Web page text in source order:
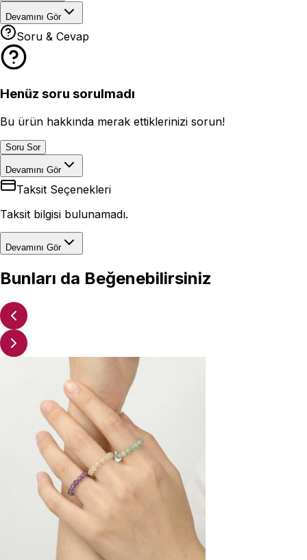
Devamını Gör
Soru & Cevap
Henüz soru sorulmadı
Bu ürün hakkında merak ettiklerinizi sorun!
Soru Sor
Devamını Gör
Taksit Seçenekleri
Taksit bilgisi bulunamadı.
Devamını Gör
Bunları da Beğenebilirsiniz